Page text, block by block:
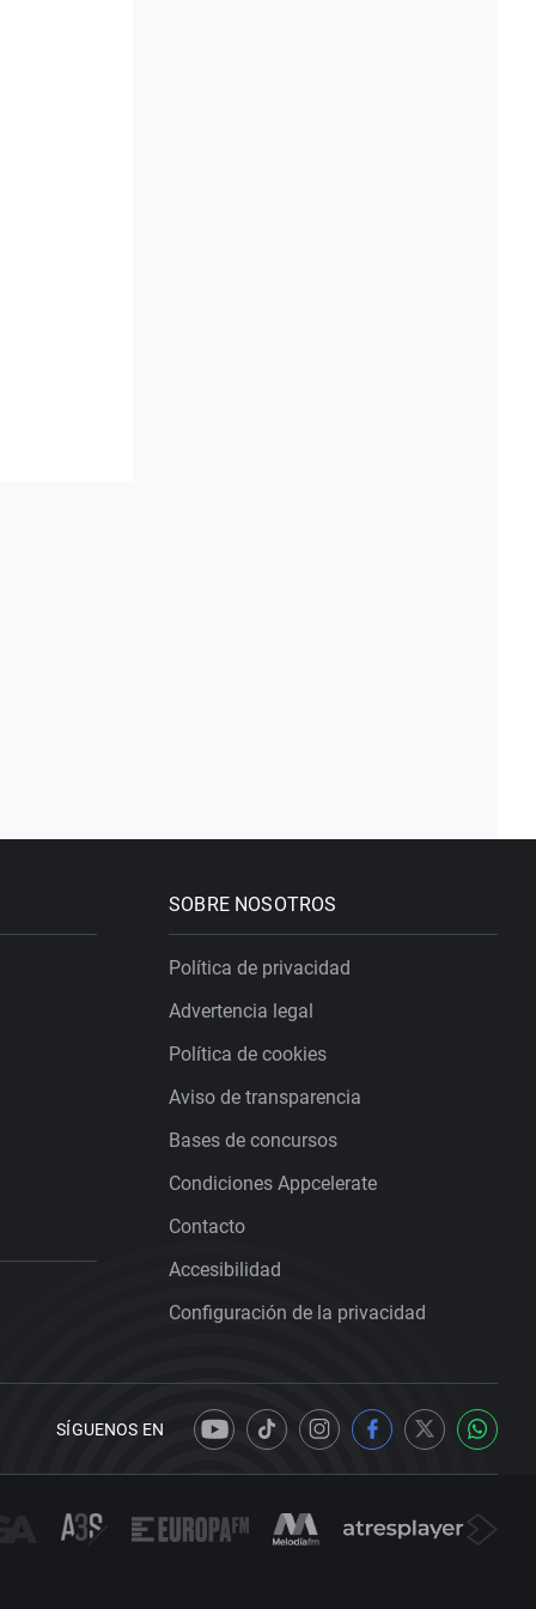
SOBRE NOSOTROS
Política de privacidad
Advertencia legal
Política de cookies
Aviso de transparencia
Bases de concursos
Condiciones Appcelerate
Contacto
Accesibilidad
Configuración de la privacidad
SÍGUENOS EN